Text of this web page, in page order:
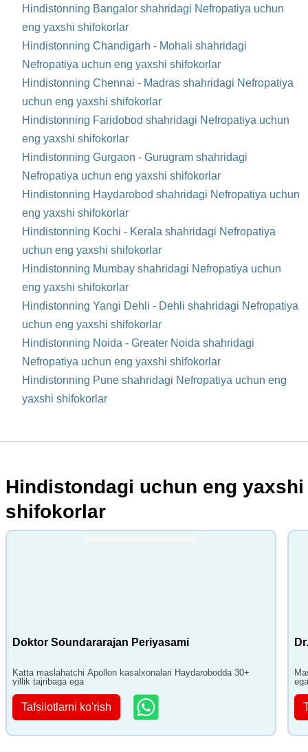
Hindistonning Bangalor shahridagi Nefropatiya uchun
eng yaxshi shifokorlar
Hindistonning Chandigarh - Mohali shahridagi
Nefropatiya uchun eng yaxshi shifokorlar
Hindistonning Chennai - Madras shahridagi Nefropatiya
uchun eng yaxshi shifokorlar
Hindistonning Faridobod shahridagi Nefropatiya uchun
eng yaxshi shifokorlar
Hindistonning Gurgaon - Gurugram shahridagi
Nefropatiya uchun eng yaxshi shifokorlar
Hindistonning Haydarobod shahridagi Nefropatiya uchun
eng yaxshi shifokorlar
Hindistonning Kochi - Kerala shahridagi Nefropatiya
uchun eng yaxshi shifokorlar
Hindistonning Mumbay shahridagi Nefropatiya uchun
eng yaxshi shifokorlar
Hindistonning Yangi Dehli - Dehli shahridagi Nefropatiya
uchun eng yaxshi shifokorlar
Hindistonning Noida - Greater Noida shahridagi
Nefropatiya uchun eng yaxshi shifokorlar
Hindistonning Pune shahridagi Nefropatiya uchun eng
yaxshi shifokorlar
Hindistondagi uchun eng yaxshi
shifokorlar
Doktor Soundararajan Periyasami
Katta maslahatchi Apollon kasalxonalari Haydarobodda 30+
yillik tajribaga ega
Tafsilotlarni ko'rish